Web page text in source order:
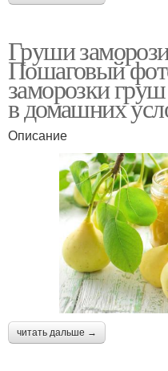
Груши
Пошаговый
заморозки
в домашних
Описание
читать дальше →